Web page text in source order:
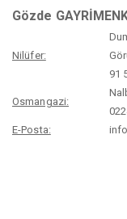
Gözde
Nilüfer:
91
Osmangazi:
E-Posta: